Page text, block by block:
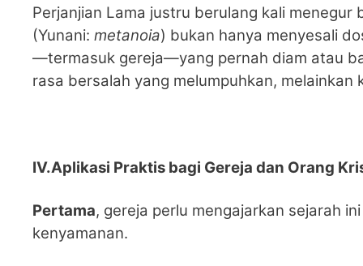
Perjanjian Lama justru berulang kali
(Yunani: metanoia) bukan hanya menyesali
—termasuk gereja—yang pernah diam atau
rasa bersalah yang melumpuhkan,
IV.Aplikasi Praktis bagi Gereja dan Orang
Pertama, gereja perlu mengajarkan sejarah
kenyamanan.